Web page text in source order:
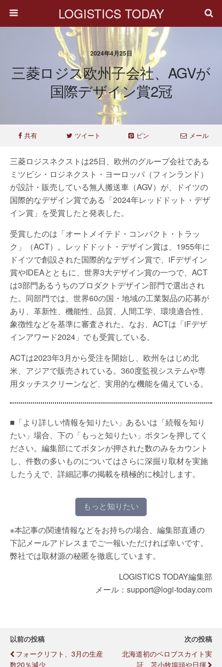
LOGISTICS TODAY
2024年4月25日
三菱ロジス欧州子会社、AGVが
国際デザイン賞2冠
共有 ツイート ピン メール
三菱ロジスネクストは25日、欧州のグループ会社である
ミツビシ・ロジネクスト・ヨーロッパ（フィンランド）
が設計・販売している無人搬送車（AGV）が、ドイツの
国際的なデザイン賞である「2024年レッドドット・デザ
イン賞」を受賞したと発表した。
受賞したのは「オートメイテド・コンパクト・トラッ
ク」（ACT）。レッドドット・デザイン賞は、1955年に
ドイツで創設された国際的なデザイン賞で、iFデザイン
賞やIDEAとともに、世界3大デザイン賞の一つで、ACT
は3部門あるうちのプロダクトデザイン部門で選出され
た。同部門では、世界60の国・地域の工業製品の応募が
あり、革新性、機能性、品質、人間工学、環境適合性、
象徴性などを基準に審査された。なお、ACTは「iFデザ
インアワード2024」でも受賞している。
ACTは2023年3月から受注を開始し、欧州をはじめ北
米、アジアで販売されている。360度監視システムや専
用タッチスクリーンなど、実用的な機能を備えている。
■「より詳しい情報を知りたい」あるいは「続報を知り
たい」場合、下の「もっと知りたい」ボタンを押してく
ださい。編集部にてボタンが押された数のみをカウント
し、件数の多いものについてはさらに深掘り取材を実施
したうえで、詳細記事の掲載を積極的に検討します。
もっと知りたい
※本記事の関連情報などをお持ちの場合、編集部直通の
下記メールアドレスまでご一報いただければ幸いです。
弊社では取材源の秘匿を徹底しています。
LOGISTICS TODAY編集部
メール：support@logi-today.com
以前の投稿
フォークリフト、3月の生産
数20％減少
次の投稿
北海道初のペロブスカイト実
証、苫小牧埠頭や日揮